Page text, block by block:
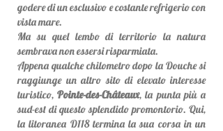
godere di un esclusivo e costante refrigerio con
vista mare.
Ma su quel lembo di territorio la natura
sembrava non essersi risparmiata.
Appena qualche chilometro dopo la Douche si
raggiunge un altro sito di elevato interesse
turistico,Pointe-des-Châteaux, la punta più a
sud-est di questo splendido promontorio. Qui,
la litoranea D118 termina la sua corsa in un